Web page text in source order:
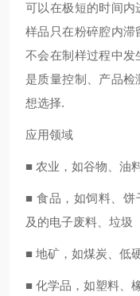
可以在极短的时间内
样品只在粉碎腔内
不会在制样过程中发
是质量控制、产品
想选择.
应用领域
■ 农业，如谷物、油
■ 食品，如饲料、
及的电子废料、垃圾
■ 地矿，如煤炭、低
■ 化学品，如塑料、